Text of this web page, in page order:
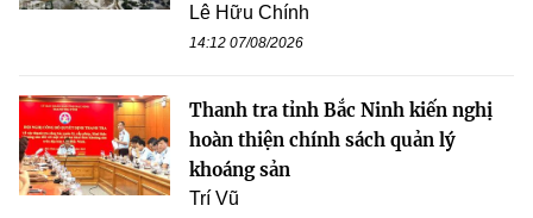
Lê Hữu Chính
14:12 07/08/2026
Thanh tra tỉnh Bắc Ninh kiến nghị
hoàn thiện chính sách quản lý
khoáng sản
Trí Vũ